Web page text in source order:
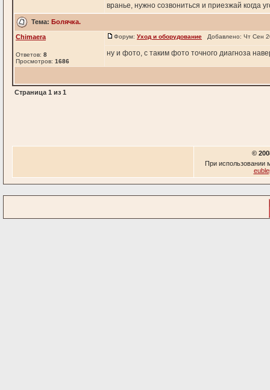
вранье, нужно созвониться и приезжай когда
Тема: Болячка.
Chimaera
Ответов: 8
Просмотров: 1686
Форум: Уход и оборудование Добавлено: Чт Сен
ну и фото, с таким фото точного диагноза
Страница 1 из 1
©
При использовании